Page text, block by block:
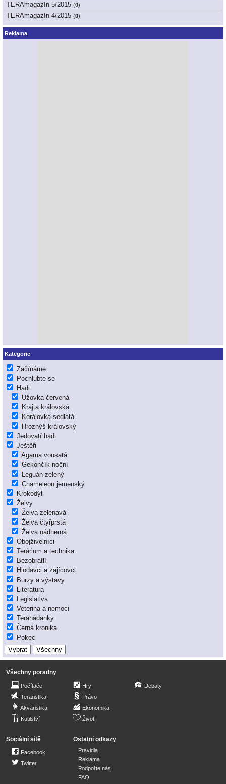
TERAmagazín 5/2015 (0)
TERAmagazín 4/2015 (0)
Reklama
Kategorie
Začínáme
Pochlubte se
Hadi
Užovka červená
Krajta královská
Korálovka sedlatá
Hroznýš královský
Jedovatí hadi
Ještěři
Agama vousatá
Gekončík noční
Leguán zelený
Chameleon jemenský
Krokodýli
Želvy
Želva zelenavá
Želva čtyřprstá
Želva nádherná
Obojživelníci
Terárium a technika
Bezobratlí
Hlodavci a zajícovci
Burzy a výstavy
Literatura
Legislativa
Veterina a nemoci
Terahádanky
Černá kronika
Pokec
Všechny poradny
Počítače
Teraristika
Akvaristika
Kutilství
Hry
Právo
Ekonomika
Život
Debaty
Sociální sítě
Facebook
Twitter
Ostatní odkazy
Pravidla
Reklama
Podpořte nás
FAQ